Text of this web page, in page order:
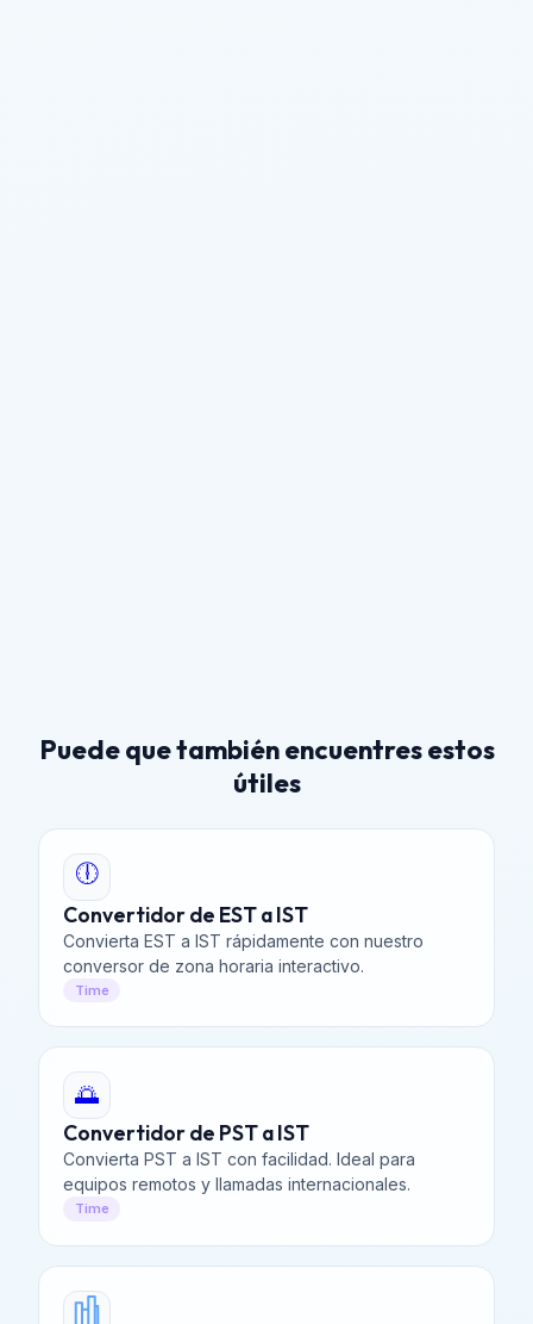
Puede que también encuentres estos
útiles
🕕
Convertidor de EST a IST
Convierta EST a IST rápidamente con nuestro
conversor de zona horaria interactivo.
Time
🌅
Convertidor de PST a IST
Convierta PST a IST con facilidad. Ideal para
equipos remotos y llamadas internacionales.
Time